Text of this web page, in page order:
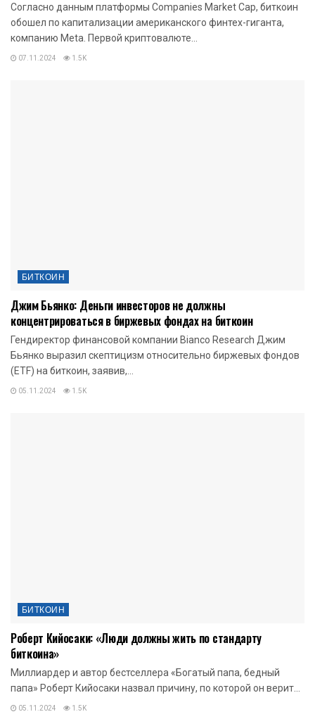
Согласно данным платформы Companies Market Cap, биткоин
обошел по капитализации американского финтех-гиганта,
компанию Meta. Первой криптовалюте...
07.11.2024 1.5K
БИТКОИН
Джим Бьянко: Деньги инвесторов не должны
концентрироваться в биржевых фондах на биткоин
Гендиректор финансовой компании Bianco Research Джим
Бьянко выразил скептицизм относительно биржевых фондов
(ETF) на биткоин, заявив,...
05.11.2024 1.5K
БИТКОИН
Роберт Кийосаки: «Люди должны жить по стандарту
биткоина»
Миллиардер и автор бестселлера «Богатый папа, бедный
папа» Роберт Кийосаки назвал причину, по которой он верит...
05.11.2024 1.5K